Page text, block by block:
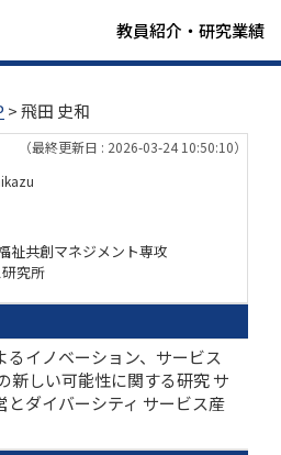
教員紹介・研究業績
> 飛田 史和
（最終更新日 : 2026-03-24 10:50:10）
祉共創マネジメント専攻
究所
イノベーション、サービス
新しい可能性に関する研究 サ
とダイバーシティ サービス産